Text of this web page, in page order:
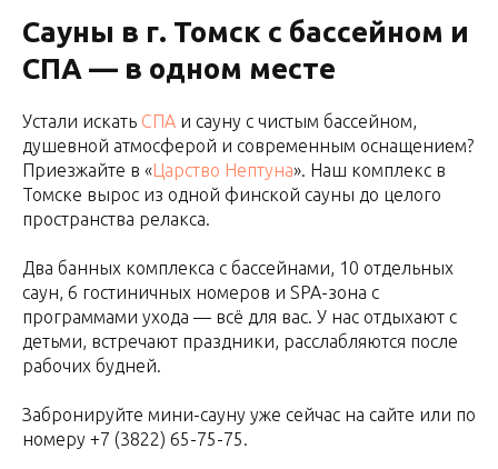
Сауны в г. Томск с бассейном и
СПА — в одном месте
Устали искать СПА и сауну с чистым бассейном,
душевной атмосферой и современным оснащением?
Приезжайте в «Царство Нептуна». Наш комплекс в
Томске вырос из одной финской сауны до целого
пространства релакса.
Два банных комплекса с бассейнами, 10 отдельных
саун, 6 гостиничных номеров и SPA-зона с
программами ухода — всё для вас. У нас отдыхают с
детьми, встречают праздники, расслабляются после
рабочих будней.
Забронируйте мини-сауну уже сейчас на сайте или по
номеру +7 (3822) 65-75-75.